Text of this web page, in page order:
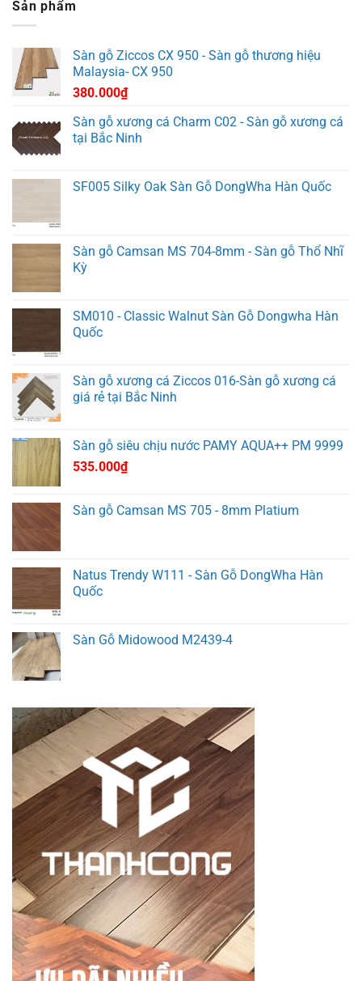
Sản phẩm
Sàn gỗ Ziccos CX 950 - Sàn gỗ thương hiệu
Malaysia- CX 950
380.000₫
Sàn gỗ xương cá Charm C02 - Sàn gỗ xương cá
tại Bắc Ninh
SF005 Silky Oak Sàn Gỗ DongWha Hàn Quốc
Sàn gỗ Camsan MS 704-8mm - Sàn gỗ Thổ Nhĩ
Kỳ
SM010 - Classic Walnut Sàn Gỗ Dongwha Hàn
Quốc
Sàn gỗ xương cá Ziccos 016-Sàn gỗ xương cá
giá rẻ tại Bắc Ninh
Sàn gỗ siêu chịu nước PAMY AQUA++ PM 9999
535.000₫
Sàn gỗ Camsan MS 705 - 8mm Platium
Natus Trendy W111 - Sàn Gỗ DongWha Hàn
Quốc
Sàn Gỗ Midowood M2439-4